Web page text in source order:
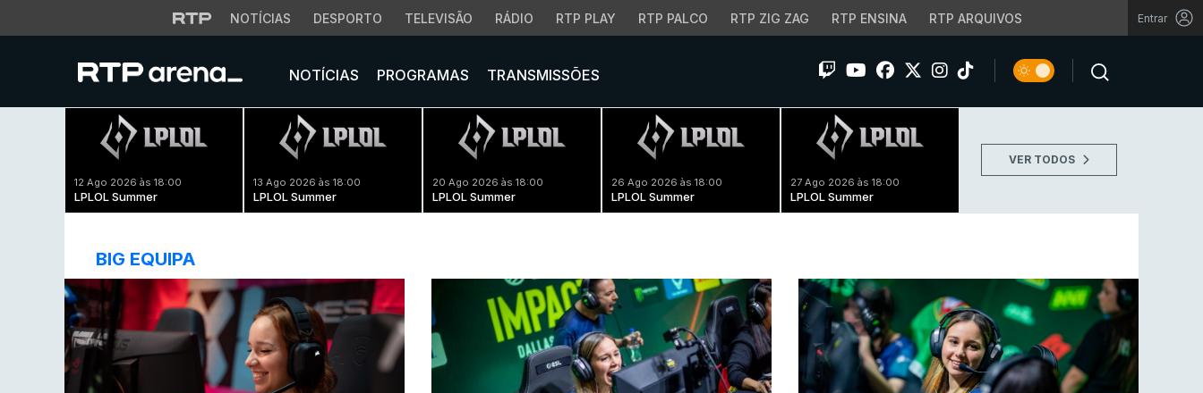
NOTÍCIAS DESPORTO TELEVISÃO RÁDIO RTP PLAY RTP PALCO RTP ZIG ZAG RTP ENSINA RTP ARQUIVOS Entrar
NOTÍCIAS PROGRAMAS TRANSMISSÕES
12 Ago 2026 às 18:00
LPLOL Summer
13 Ago 2026 às 18:00
LPLOL Summer
20 Ago 2026 às 18:00
LPLOL Summer
26 Ago 2026 às 18:00
LPLOL Summer
27 Ago 2026 às 18:00
LPLOL Summer
VER TODOS
BIG EQUIPA